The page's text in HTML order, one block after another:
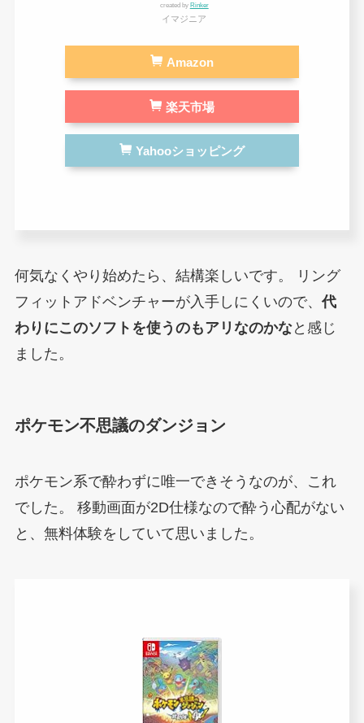
created by Rinker
イマジニア
Amazon
楽天市場
Yahooショッピング
何気なくやり始めたら、結構楽しいです。
リング
フィットアドベンチャーが入手しにくいので、 代
わりにこのソフトを使うのもアリなのかなと感じ
ました。
ポケモン不思議のダンジョン
ポケモン系で酔わずに唯一できそうなのが、これ
でした。 移動画面が2D仕様なので酔う心配がない
と、無料体験をしていて思いました。